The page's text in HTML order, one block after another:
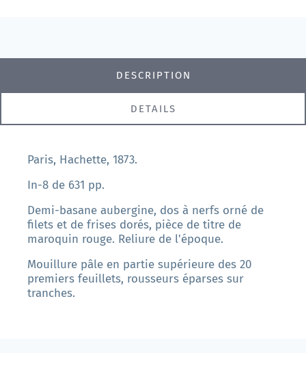
DESCRIPTION
DETAILS
Paris, Hachette, 1873.
In-8 de 631 pp.
Demi-basane aubergine, dos à nerfs orné de
filets et de frises dorés, pièce de titre de
maroquin rouge. Reliure de l'époque.
Mouillure pâle en partie supérieure des 20
premiers feuillets, rousseurs éparses sur
tranches.